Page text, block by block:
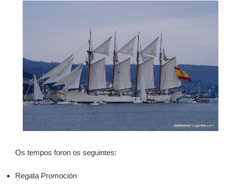
Os tempos foron os seguintes:
Regata Promoción